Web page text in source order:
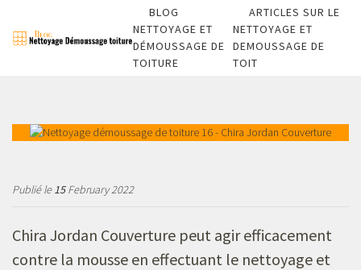
BLOG
NETTOYAGE ET
DÉMOUSSAGE DE
TOITURE
ARTICLES SUR LE
NETTOYAGE ET
DEMOUSSAGE DE
TOIT
Publié le15February 2022
Chira Jordan Couverture peut agir efficacement
contre la mousse en effectuant le nettoyage et